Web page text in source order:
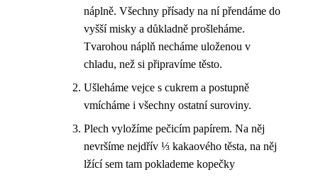
náplně. Všechny přísady na ní přendáme do
vyšší misky a důkladně prošleháme.
Tvarohou náplň necháme uloženou v
chladu, než si připravíme těsto.
Ušleháme vejce s cukrem a postupně
vmícháme i všechny ostatní suroviny.
Plech vyložíme pečicím papírem. Na něj
nevršíme nejdřív ⅓ kakaového těsta, na něj
lžící sem tam poklademe kopečky